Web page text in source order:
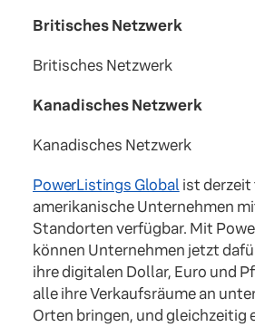
Britisches Netzwerk
Britisches Netzwerk
Kanadisches Netzwerk
Kanadisches Netzwerk
PowerListings Global ist derzeit
amerikanische Unternehmen
Standorten verfügbar. Mit
können Unternehmen jetzt
ihre digitalen Dollar, Euro und
alle ihre Verkaufsräume an
Orten bringen, und gleichzeitig